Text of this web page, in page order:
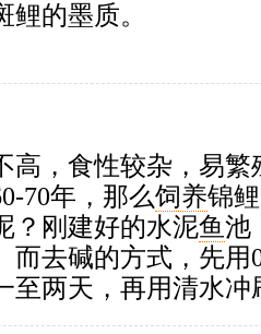
鲤的墨质。
高，食性较杂，易繁
70年，那么饲养锦
？刚建好的水泥鱼池
而去碱的方式，先用
至两天，再用清水冲